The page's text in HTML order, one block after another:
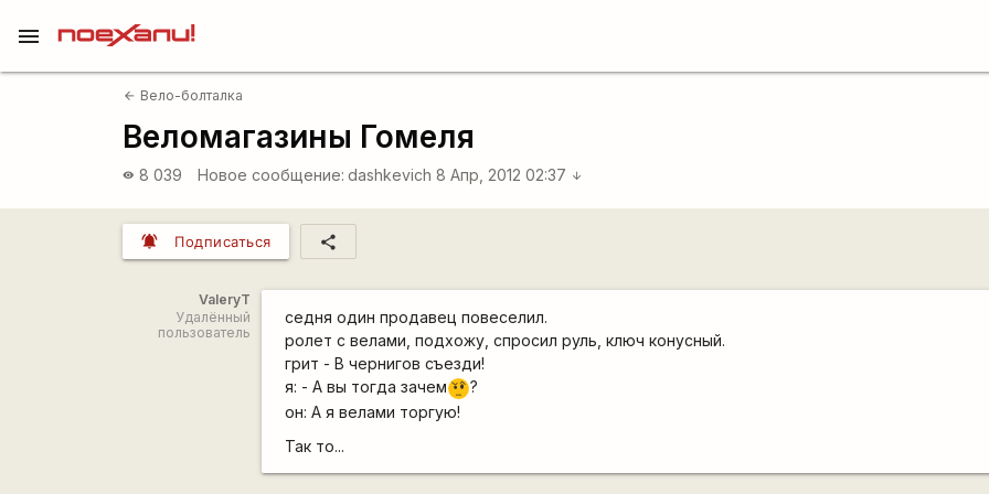
menu
arrow_back Вело-болталка
Веломагазины Гомеля
visibility 8 039 Новое сообщение: dashkevich 8 Апр, 2012 02:37 arrow_downward
notifications_active Подписаться share
ValeryT
Удалённый
пользователь
седня один продавец повеселил.
ролет с велами, подхожу, спросил руль, ключ конусный.
грит - В чернигов съезди!
я: - А вы тогда зачем????
он: А я велами торгую!
Так то...